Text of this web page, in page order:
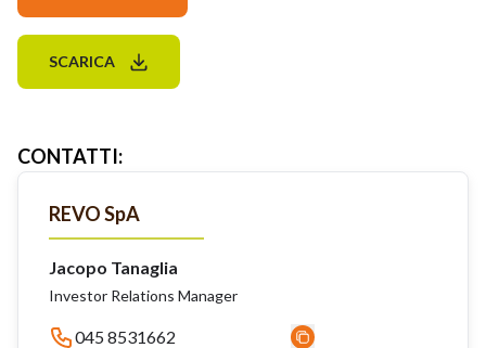
SCARICA
CONTATTI:
REVO SpA
Jacopo Tanaglia
Investor Relations Manager
045 8531662